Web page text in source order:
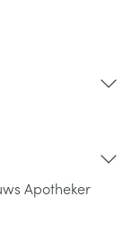
Apotheker